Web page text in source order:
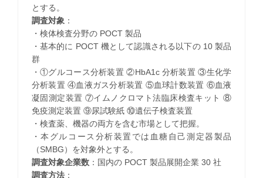
とする。
調査対象 ：
・検体検査分野の POCT 製品
・基本的に POCT 機として認識される以下の 10 製品
群
・①グルコース分析装置 ②HbA1c 分析装置 ③生化学
分析装置 ④血液ガス分析装置 ⑤血球計数装置 ⑥血液
凝固測定装置 ⑦イムノクロマト法臨床検査キット ⑧
免疫測定装置 ⑨尿試験紙 ⑩遺伝子検査装置
・検査薬、機器の両方を含む市場として把握。
・本グルコース分析装置では血糖自己測定器製品
（SMBG）を対象外とする。
調査対象企業数：国内の POCT 製品展開企業 30 社
調査方法：